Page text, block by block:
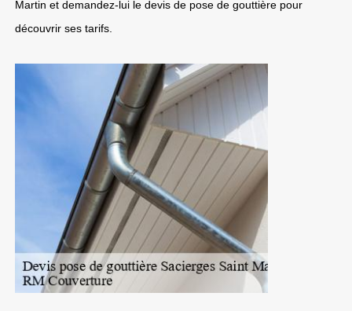
Martin et demandez-lui le devis de pose de gouttière pour
découvrir ses tarifs.